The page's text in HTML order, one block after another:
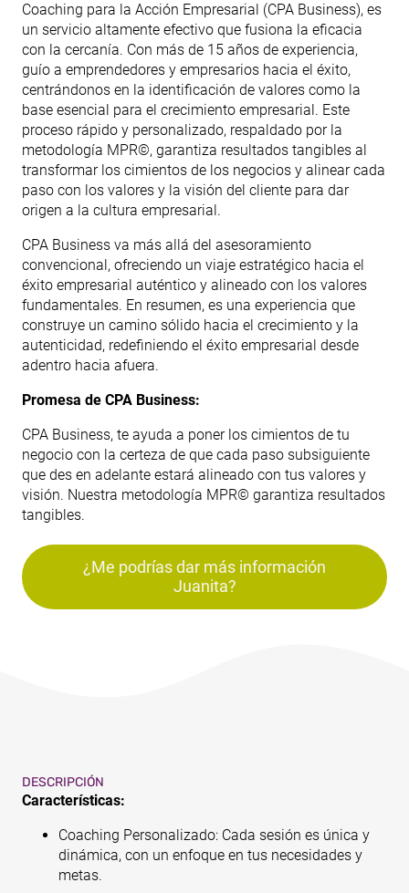
Coaching para la Acción Empresarial (CPA Business), es
un servicio altamente efectivo que fusiona la eficacia
con la cercanía. Con más de 15 años de experiencia,
guío a emprendedores y empresarios hacia el éxito,
centrándonos en la identificación de valores como la
base esencial para el crecimiento empresarial. Este
proceso rápido y personalizado, respaldado por la
metodología MPR©, garantiza resultados tangibles al
transformar los cimientos de los negocios y alinear cada
paso con los valores y la visión del cliente para dar
origen a la cultura empresarial.
CPA Business va más allá del asesoramiento
convencional, ofreciendo un viaje estratégico hacia el
éxito empresarial auténtico y alineado con los valores
fundamentales. En resumen, es una experiencia que
construye un camino sólido hacia el crecimiento y la
autenticidad, redefiniendo el éxito empresarial desde
adentro hacia afuera.
Promesa de CPA Business:
CPA Business, te ayuda a poner los cimientos de tu
negocio con la certeza de que cada paso subsiguiente
que des en adelante estará alineado con tus valores y
visión. Nuestra metodología MPR© garantiza resultados
tangibles.
¿Me podrías dar más información
Juanita?
DESCRIPCIÓN
Características:
Coaching Personalizado: Cada sesión es única y
dinámica, con un enfoque en tus necesidades y
metas.